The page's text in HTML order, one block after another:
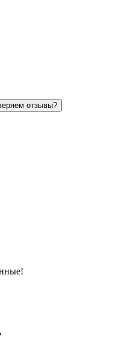
отзывы?